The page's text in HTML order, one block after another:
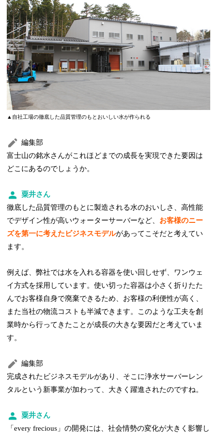
▲自社工場の徹底した品質管理のもとおいしい水が作られる
編集部
富士山の銘水さんがこれほどまでの成長を実現できた要因は
どこにあるのでしょうか。
粟井さん
徹底した品質管理のもとに製造される水のおいしさ、高性能
でデザイン性が高いウォーターサーバーなど、 お客様のニー
ズを第一に考えたビジネスモデルがあってこそだと考えてい
ます。
例えば、弊社では水を入れる容器を使い回しせず、ワンウェ
イ方式を採用しています。使い切った容器は小さく折りたた
んでお客様自身で廃棄できるため、お客様の利便性が高く、
また当社の物流コストも半減できます。このような工夫を創
業時から行ってきたことが成長の大きな要因だと考えていま
す。
編集部
完成されたビジネスモデルがあり、そこに浄水サーバーレン
タルという新事業が加わって、大きく躍進されたのですね。
粟井さん
「every frecious」の開発には、社会情勢の変化が大きく影響し